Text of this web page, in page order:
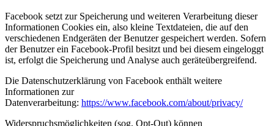
Facebook setzt zur Speicherung und weiteren Verarbeitung dieser
Informationen Cookies ein, also kleine Textdateien, die auf den
verschiedenen Endgeräten der Benutzer gespeichert werden. Sofern
der Benutzer ein Facebook-Profil besitzt und bei diesem eingeloggt
ist, erfolgt die Speicherung und Analyse auch geräteübergreifend.
Die Datenschutzerklärung von Facebook enthält weitere
Informationen zur
Datenverarbeitung: https://www.facebook.com/about/privacy/
Widerspruchsmöglichkeiten (sog. Opt-Out) können